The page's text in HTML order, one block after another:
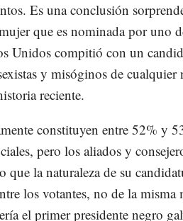
Es una conclusión
que es nominada por uno
Unidos compitió con un
y misóginos de
reciente.
constituyen entre 52% y
pero los aliados y
que la naturaleza de su
los votantes, no de la misma
el primer presidente negro